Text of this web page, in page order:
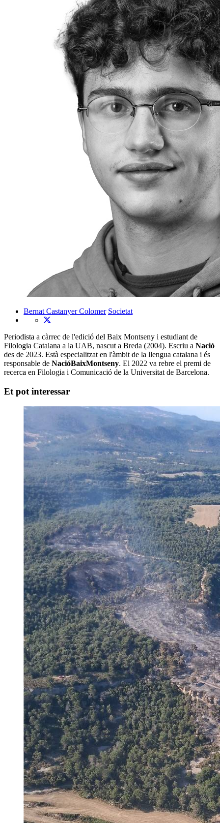
Bernat Castanyer Colomer Societat
Periodista a càrrec de l'edició del Baix Montseny i estudiant de
Filologia Catalana a la UAB, nascut a Breda (2004). Escriu a Nació
des de 2023. Està especialitzat en l'àmbit de la llengua catalana i és
responsable de NacióBaixMontseny. El 2022 va rebre el premi de
recerca en Filologia i Comunicació de la Universitat de Barcelona.
Et pot interessar